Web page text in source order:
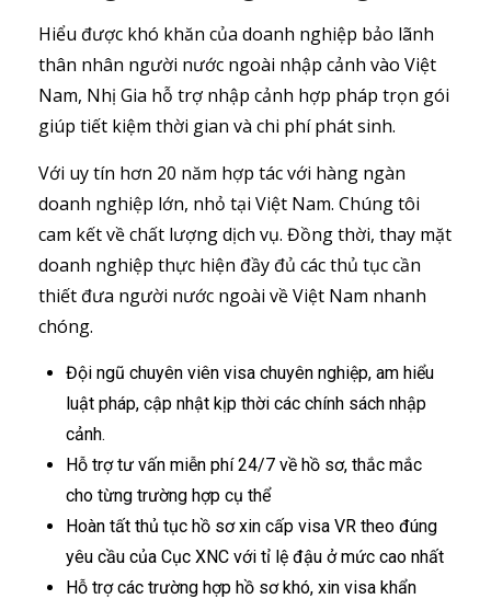
Hiểu được khó khăn của doanh nghiệp bảo lãnh
thân nhân người nước ngoài nhập cảnh vào Việt
Nam, Nhị Gia hỗ trợ nhập cảnh hợp pháp trọn gói
giúp tiết kiệm thời gian và chi phí phát sinh.
Với uy tín hơn 20 năm hợp tác với hàng ngàn
doanh nghiệp lớn, nhỏ tại Việt Nam. Chúng tôi
cam kết về chất lượng dịch vụ. Đồng thời, thay mặt
doanh nghiệp thực hiện đầy đủ các thủ tục cần
thiết đưa người nước ngoài về Việt Nam nhanh
chóng.
Đội ngũ chuyên viên visa chuyên nghiệp, am hiểu
luật pháp, cập nhật kịp thời các chính sách nhập
cảnh.
Hỗ trợ tư vấn miễn phí 24/7 về hồ sơ, thắc mắc
cho từng trường hợp cụ thể
Hoàn tất thủ tục hồ sơ xin cấp visa VR theo đúng
yêu cầu của Cục XNC với tỉ lệ đậu ở mức cao nhất
Hỗ trợ các trường hợp hồ sơ khó, xin visa khẩn